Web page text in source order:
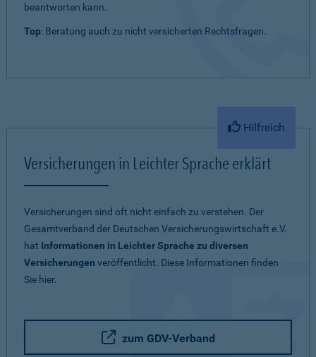
beantworten kann.
Top: Beratung auch zu nicht versicherten Rechtsfragen.
Hilfreich
Versicherungen in Leichter Sprache erklärt
Versicherungen sind oft nicht einfach zu verstehen. Der
Gesamtverband der Deutschen Versicherungswirtschaft e.V.
hat Informationen in Leichter Sprache zu diversen
Versicherungen veröffentlicht. Diese Informationen finden
Sie hier.
zum GDV-Verband